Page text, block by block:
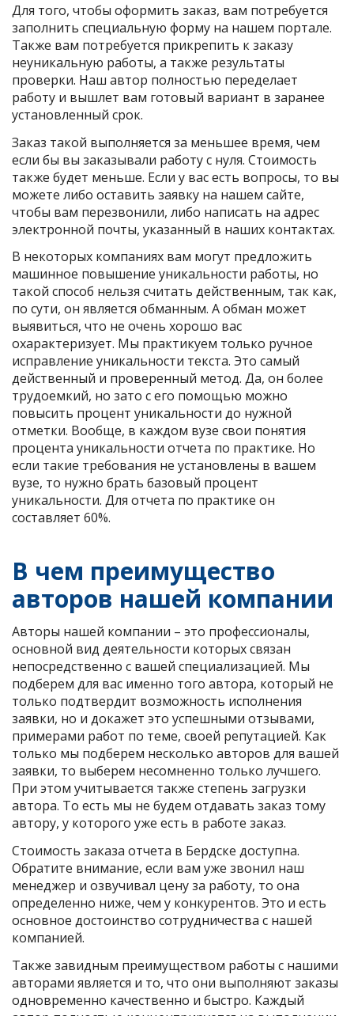
Для того, чтобы оформить заказ, вам потребуется
заполнить специальную форму на нашем портале.
Также вам потребуется прикрепить к заказу
неуникальную работы, а также результаты
проверки. Наш автор полностью переделает
работу и вышлет вам готовый вариант в заранее
установленный срок.
Заказ такой выполняется за меньшее время, чем
если бы вы заказывали работу с нуля. Стоимость
также будет меньше. Если у вас есть вопросы, то вы
можете либо оставить заявку на нашем сайте,
чтобы вам перезвонили, либо написать на адрес
электронной почты, указанный в наших контактах.
В некоторых компаниях вам могут предложить
машинное повышение уникальности работы, но
такой способ нельзя считать действенным, так как,
по сути, он является обманным. А обман может
выявиться, что не очень хорошо вас
охарактеризует. Мы практикуем только ручное
исправление уникальности текста. Это самый
действенный и проверенный метод. Да, он более
трудоемкий, но зато с его помощью можно
повысить процент уникальности до нужной
отметки. Вообще, в каждом вузе свои понятия
процента уникальности отчета по практике. Но
если такие требования не установлены в вашем
вузе, то нужно брать базовый процент
уникальности. Для отчета по практике он
составляет 60%.
В чем преимущество
авторов нашей компании
Авторы нашей компании – это профессионалы,
основной вид деятельности которых связан
непосредственно с вашей специализацией. Мы
подберем для вас именно того автора, который не
только подтвердит возможность исполнения
заявки, но и докажет это успешными отзывами,
примерами работ по теме, своей репутацией. Как
только мы подберем несколько авторов для вашей
заявки, то выберем несомненно только лучшего.
При этом учитывается также степень загрузки
автора. То есть мы не будем отдавать заказ тому
автору, у которого уже есть в работе заказ.
Стоимость заказа отчета в Бердске доступна.
Обратите внимание, если вам уже звонил наш
менеджер и озвучивал цену за работу, то она
определенно ниже, чем у конкурентов. Это и есть
основное достоинство сотрудничества с нашей
компанией.
Также завидным преимуществом работы с нашими
авторами является и то, что они выполняют заказы
одновременно качественно и быстро. Каждый